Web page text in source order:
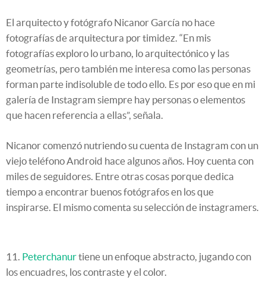
El arquitecto y fotógrafo Nicanor García no hace
fotografías de arquitectura por timidez. “En mis
fotografías exploro lo urbano, lo arquitectónico y las
geometrías, pero también me interesa como las personas
forman parte indisoluble de todo ello. Es por eso que en mi
galería de Instagram siempre hay personas o elementos
que hacen referencia a ellas”, señala.
Nicanor comenzó nutriendo su cuenta de Instagram con un
viejo teléfono Android hace algunos años. Hoy cuenta con
miles de seguidores. Entre otras cosas porque dedica
tiempo a encontrar buenos fotógrafos en los que
inspirarse. El mismo comenta su selección de instagramers.
11. Peterchanurtiene un enfoque abstracto, jugando con
los encuadres, los contraste y el color.